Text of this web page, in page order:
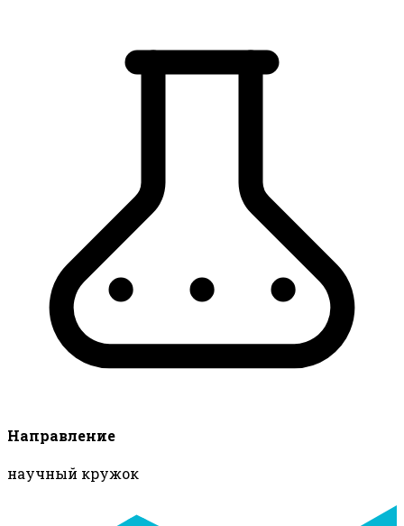
Направление
научный кружок